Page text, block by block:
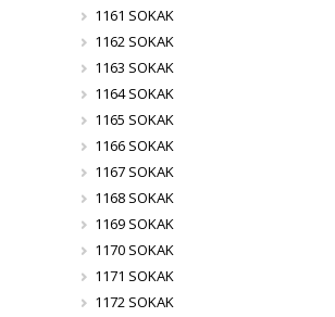
1161 SOKAK
1162 SOKAK
1163 SOKAK
1164 SOKAK
1165 SOKAK
1166 SOKAK
1167 SOKAK
1168 SOKAK
1169 SOKAK
1170 SOKAK
1171 SOKAK
1172 SOKAK